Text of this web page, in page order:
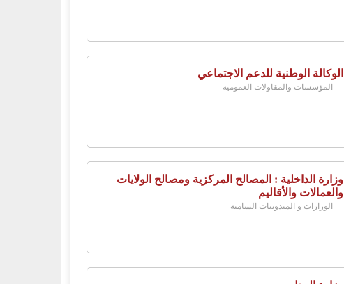
الوكالة الوطنية للدعم الاجتماعي
المؤسسات والمقاولات العمومية
وزارة الداخلية : المصالح المركزية ومصالح الولايات
والعمالات والأقاليم
الوزارات و المندوبيات السامية